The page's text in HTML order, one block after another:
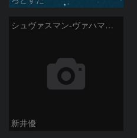
シュヴァスマン-ヴァハマン彗星 ( 29P )：2026/04/21
新井優